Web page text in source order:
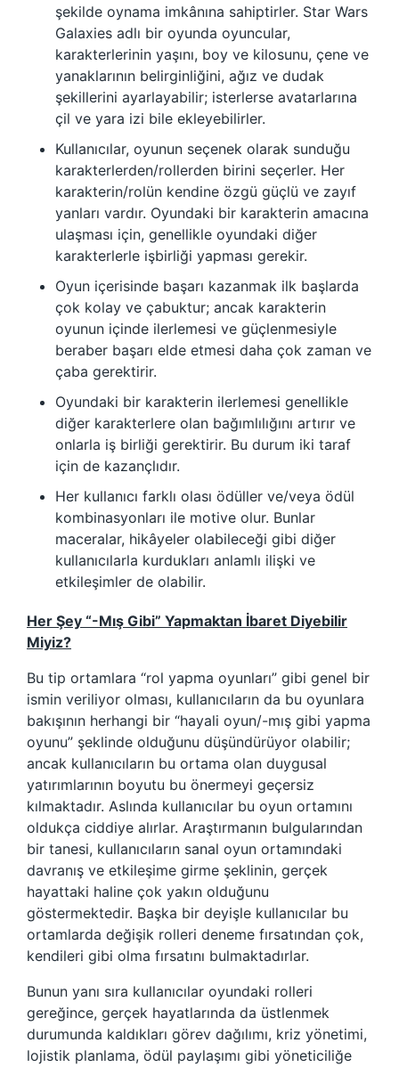
şekilde oynama imkânına sahiptirler. Star Wars
Galaxies adlı bir oyunda oyuncular,
karakterlerinin yaşını, boy ve kilosunu, çene ve
yanaklarının belirginliğini, ağız ve dudak
şekillerini ayarlayabilir; isterlerse avatarlarına
çil ve yara izi bile ekleyebilirler.
Kullanıcılar, oyunun seçenek olarak sunduğu
karakterlerden/rollerden birini seçerler. Her
karakterin/rolün kendine özgü güçlü ve zayıf
yanları vardır. Oyundaki bir karakterin amacına
ulaşması için, genellikle oyundaki diğer
karakterlerle işbirliği yapması gerekir.
Oyun içerisinde başarı kazanmak ilk başlarda
çok kolay ve çabuktur; ancak karakterin
oyunun içinde ilerlemesi ve güçlenmesiyle
beraber başarı elde etmesi daha çok zaman ve
çaba gerektirir.
Oyundaki bir karakterin ilerlemesi genellikle
diğer karakterlere olan bağımlılığını artırır ve
onlarla iş birliği gerektirir. Bu durum iki taraf
için de kazançlıdır.
Her kullanıcı farklı olası ödüller ve/veya ödül
kombinasyonları ile motive olur. Bunlar
maceralar, hikâyeler olabileceği gibi diğer
kullanıcılarla kurdukları anlamlı ilişki ve
etkileşimler de olabilir.
Her Şey “-Mış Gibi” Yapmaktan İbaret Diyebilir
Miyiz?
Bu tip ortamlara “rol yapma oyunları” gibi genel bir
ismin veriliyor olması, kullanıcıların da bu oyunlara
bakışının herhangi bir “hayali oyun/-mış gibi yapma
oyunu” şeklinde olduğunu düşündürüyor olabilir;
ancak kullanıcıların bu ortama olan duygusal
yatırımlarının boyutu bu önermeyi geçersiz
kılmaktadır. Aslında kullanıcılar bu oyun ortamını
oldukça ciddiye alırlar. Araştırmanın bulgularından
bir tanesi, kullanıcıların sanal oyun ortamındaki
davranış ve etkileşime girme şeklinin, gerçek
hayattaki haline çok yakın olduğunu
göstermektedir. Başka bir deyişle kullanıcılar bu
ortamlarda değişik rolleri deneme fırsatından çok,
kendileri gibi olma fırsatını bulmaktadırlar.
Bunun yanı sıra kullanıcılar oyundaki rolleri
gereğince, gerçek hayatlarında da üstlenmek
durumunda kaldıkları görev dağılımı, kriz yönetimi,
lojistik planlama, ödül paylaşımı gibi yöneticiliğe